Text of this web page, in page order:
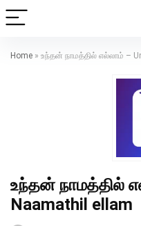
Home » உந்தன் நாமத்தில் எல்லாம் –
உந்தன் நாமத்தில்
Naamathil ellam